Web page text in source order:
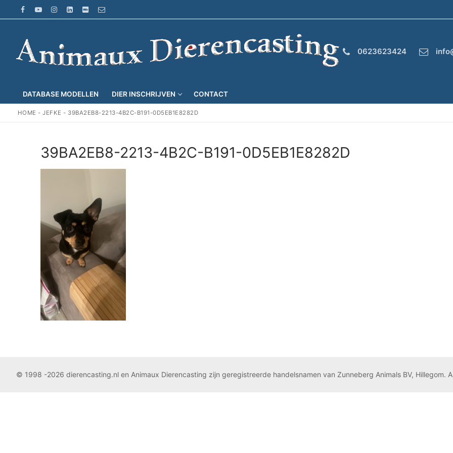
naar
inhoud
0623623424
DATABASE MODELLEN DIER INSCHRIJVEN CONTACT
HOME -JEFKE - 39BA2EB8-2213-4B2C-B191-0D5EB1E8282D
39BA2EB8-2213-4B2C-B191-0D5EB1E8282D
© 1998 -2026 dierencasting.nl en Animaux Dierencasting zijn geregistreerde handelsnamen van Zunneberg Animals BV, Hillegom.